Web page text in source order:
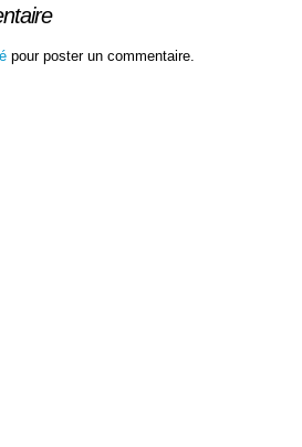
pour poster un commentaire.